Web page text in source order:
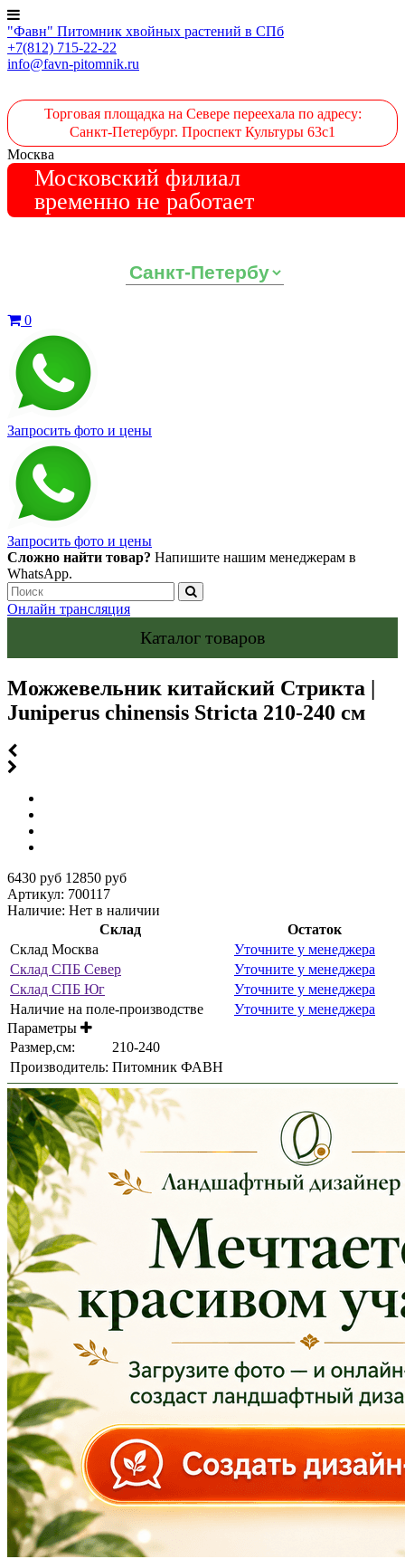
"Фавн" Питомник хвойных растений в СПб
+7(812) 715-22-22
info@favn-pitomnik.ru
Торговая площадка на Севере переехала по адресу:
Санкт-Петербург. Проспект Культуры 63с1
Москва
Московский филиал
временно не работает
0
Запросить фото и цены
Запросить фото и цены
Сложно найти товар? Напишите нашим менеджерам в
WhatsApp.
Онлайн трансляция
Каталог товаров
Можжевельник китайский Стрикта |
Juniperus chinensis Stricta 210-240 см
6430 руб 12850 руб
Артикул: 700117
Наличие: Нет в наличии
Склад
Остаток
Склад Москва
Уточните у менеджера
Склад СПБ Север
Уточните у менеджера
Склад СПБ Юг
Уточните у менеджера
Наличие на поле-производстве
Уточните у менеджера
Параметры
Размер,см:
210-240
Производитель: Питомник ФАВН